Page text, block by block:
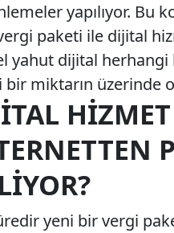
yapılıyor. Bu
paketi ile dijital
yahut dijital herhangi
bir miktarın üzerinde
yeni bir vergi